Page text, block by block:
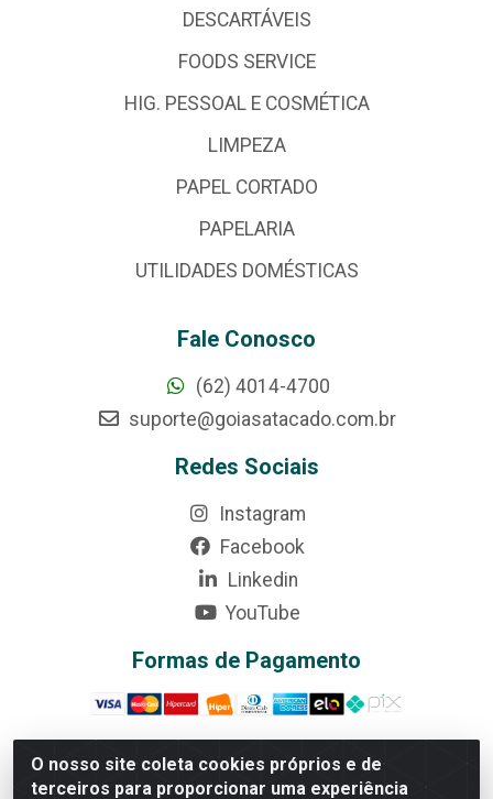
O nosso site coleta cookies próprios e de
terceiros para proporcionar uma experiência
DESCARTÁVEIS
FOODS SERVICE
HIG. PESSOAL E COSMÉTICA
LIMPEZA
PAPEL CORTADO
PAPELARIA
UTILIDADES DOMÉSTICAS
Fale Conosco
(62) 4014-4700
suporte@goiasatacado.com.br
Redes Sociais
Instagram
Facebook
Linkedin
YouTube
Formas de Pagamento
Rede Brasil - Avenida Universitária, nº 3860, Jardim das